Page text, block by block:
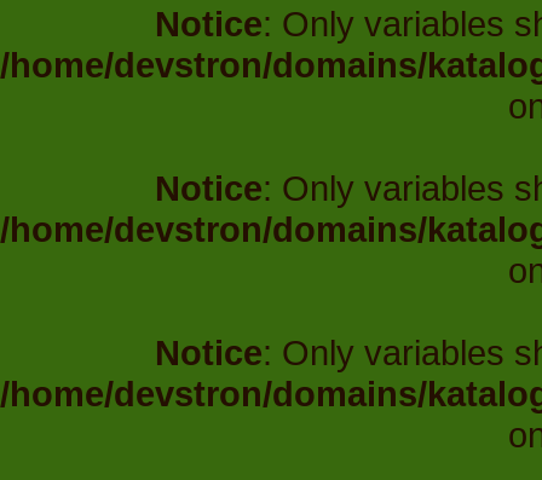
Notice: Only variables
/home/devstron/domains/
Notice: Only variables
/home/devstron/domains/
Notice: Only variables
/home/devstron/domains/